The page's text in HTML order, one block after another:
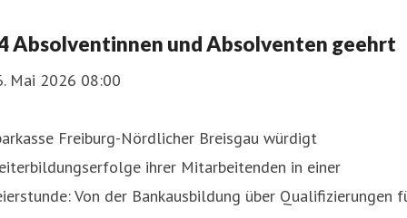
Absolventinnen und Absolventen geehrt
Mai 2026 08:00
Freiburg-Nördlicher Breisgau würdigt
ihrer Mitarbeitenden in einer
Von der Bankausbildung über Qualifizierungen